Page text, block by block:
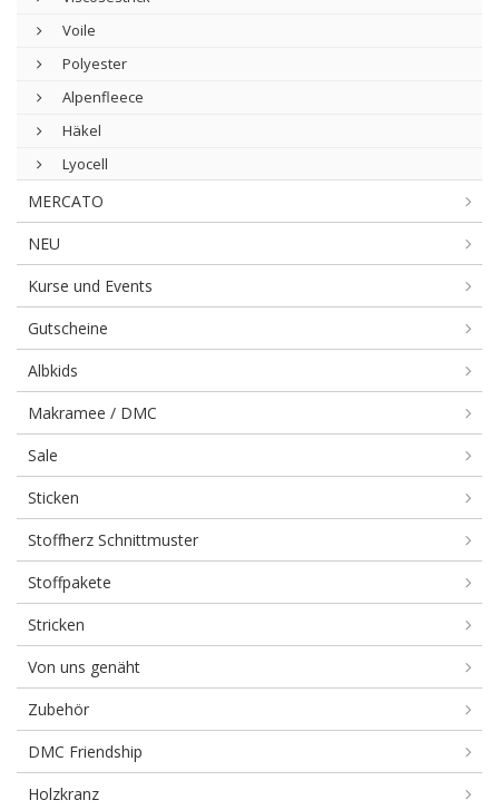
Voile
Polyester
Alpenfleece
Häkel
Lyocell
MERCATO
NEU
Kurse und Events
Gutscheine
Albkids
Makramee / DMC
Sale
Sticken
Stoffherz Schnittmuster
Stoffpakete
Stricken
Von uns genäht
Zubehör
DMC Friendship
Holzkranz